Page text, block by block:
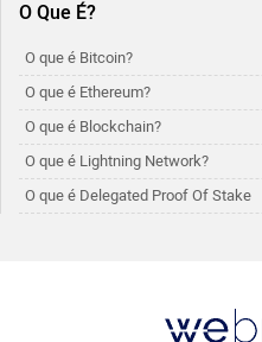
O Que É?
O que é Bitcoin?
O que é Ethereum?
O que é Blockchain?
O que é Lightning Network?
O que é Delegated Proof Of Stake